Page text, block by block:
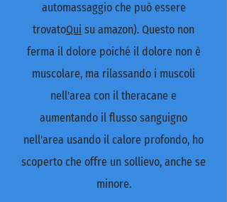
automassaggio che può essere
trovatoQui su amazon). Questo non
ferma il dolore poiché il dolore non è
muscolare, ma rilassando i muscoli
nell'area con il theracane e
aumentando il flusso sanguigno
nell'area usando il calore profondo, ho
scoperto che offre un sollievo, anche se
minore.